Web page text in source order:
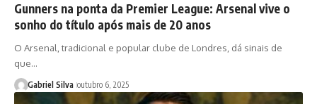
Gunners na ponta da Premier League: Arsenal vive o
sonho do título após mais de 20 anos
O Arsenal, tradicional e popular clube de Londres, dá sinais de
que…
Gabriel Silva outubro 6, 2025